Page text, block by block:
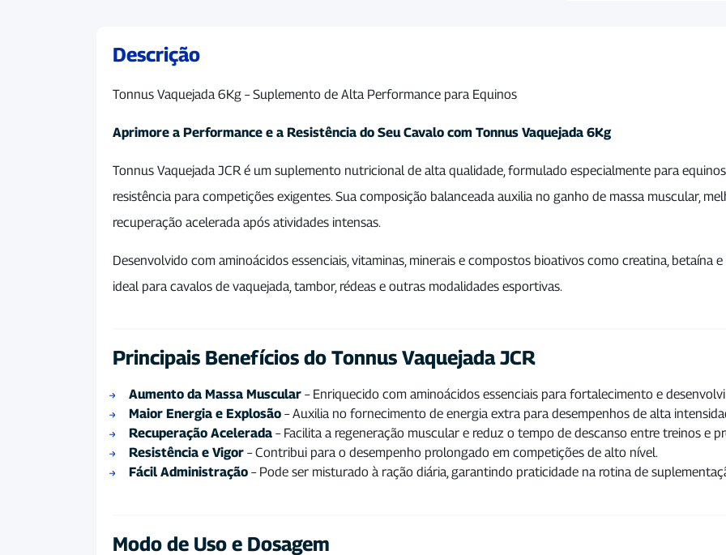
Descrição
Tonnus Vaquejada 6Kg – Suplemento de Alta Performance para Equinos
Aprimore a Performance e a Resistência do Seu Cavalo com Tonnus Vaquejada 6Kg
Tonnus Vaquejada JCR é um suplemento nutricional de alta qualidade, formulado especialmente para
resistência para competições exigentes. Sua composição balanceada auxilia no ganho de massa muscular,
recuperação acelerada após atividades intensas.
Desenvolvido com aminoácidos essenciais, vitaminas, minerais e compostos bioativos como creatina, betaína
ideal para cavalos de vaquejada, tambor, rédeas e outras modalidades esportivas.
Principais Benefícios do Tonnus Vaquejada JCR
Aumento da Massa Muscular – Enriquecido com aminoácidos essenciais para fortalecimento e
Maior Energia e Explosão – Auxilia no fornecimento de energia extra para desempenhos de alta
Recuperação Acelerada – Facilita a regeneração muscular e reduz o tempo de descanso entre treinos e
Resistência e Vigor – Contribui para o desempenho prolongado em competições de alto nível.
Fácil Administração – Pode ser misturado à ração diária, garantindo praticidade na rotina de
Modo de Uso e Dosagem